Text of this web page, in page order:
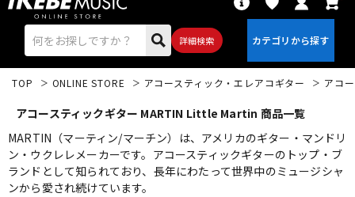
詳細検索
エレキギター アコギ/エレアコ
TOP ONLINE STORE アコースティック・エレアコギター アコ
アコースティックギター MARTIN Little Martin 商品一覧
MARTIN（マーティン/マーチン）は、アメリカのギター・マンドリ
ン・ウクレレメーカーです。アコースティックギターのトップ・ブ
ランドとして知られており、長年にわたって世界中のミュージシャ
ンから愛され続けています。